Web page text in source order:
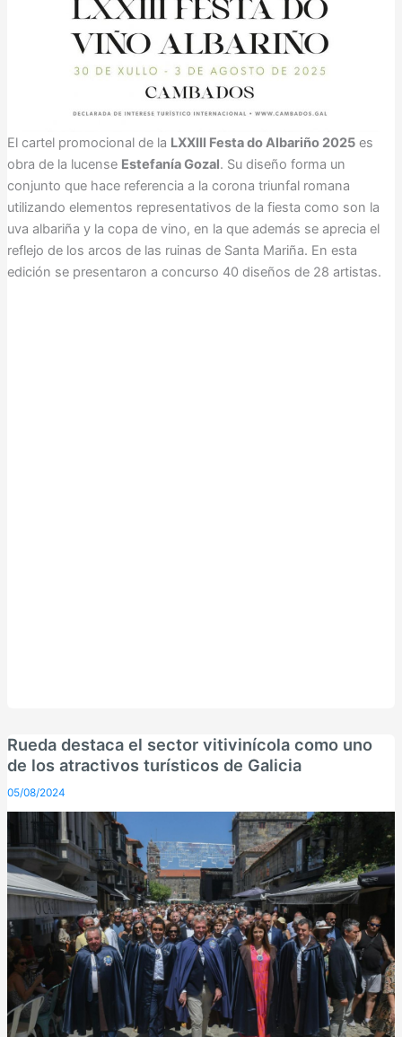
El cartel promocional de la LXXIII Festa do Albariño 2025es
obra de la lucense Estefanía Gozal. Su diseño forma un
conjunto que hace referencia a la corona triunfal romana
utilizando elementos representativos de la fiesta como son la
uva albariña y la copa de vino, en la que además se aprecia el
reflejo de los arcos de las ruinas de Santa Mariña. En esta
edición se presentaron a concurso 40 diseños de 28 artistas.
Rueda destaca el sector vitivinícola como uno
de los atractivos turísticos de Galicia
05/08/2024